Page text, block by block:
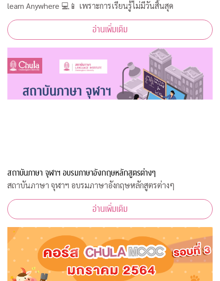
learn Anywhere 💻📱 เพราะการเรียนรู้ไม่มีวันสิ้นสุด
อ่านเพิ่มเติม
สถาบันภาษา จุฬาฯ อบรมภาษาอังกฤษหลักสูตรต่างๆ
สถาบันภาษา จุฬาฯ อบรมภาษาอังกฤษหลักสูตรต่างๆ
อ่านเพิ่มเติม